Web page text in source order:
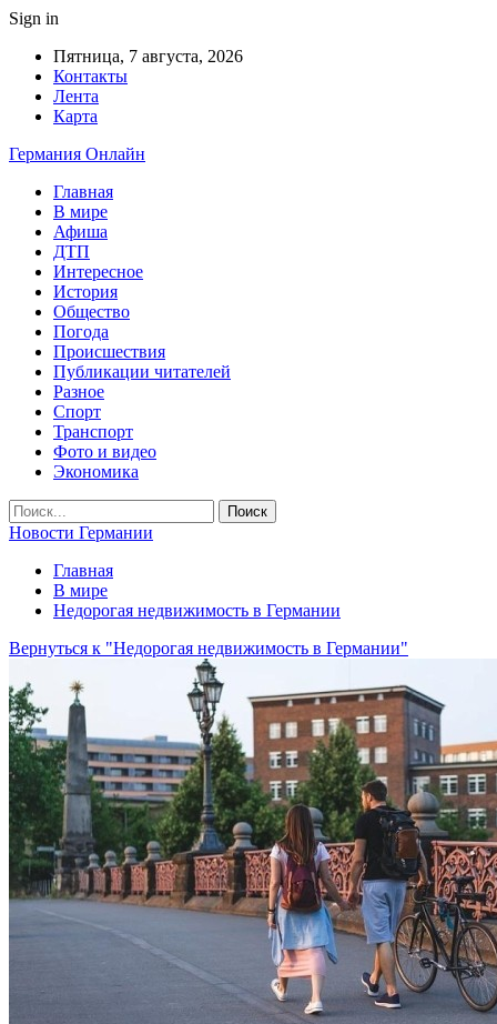
Sign in
Пятница, 7 августа, 2026
Контакты
Лента
Карта
Германия Онлайн
Главная
В мире
Афиша
ДТП
Интересное
История
Общество
Погода
Происшествия
Публикации читателей
Разное
Спорт
Транспорт
Фото и видео
Экономика
Новости Германии
Главная
В мире
Недорогая недвижимость в Германии
Вернуться к "Недорогая недвижимость в Германии"